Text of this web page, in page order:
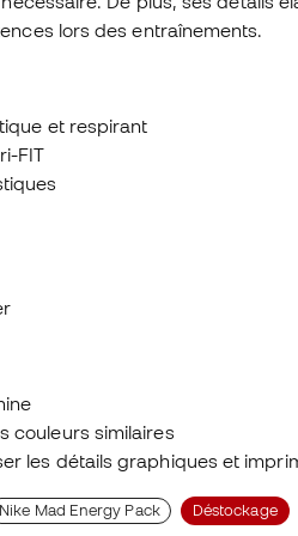
lors des entraînements.
et respirant
FIT
couleurs similaires
les détails graphiques et
Nike Mad Energy Pack Déstockage